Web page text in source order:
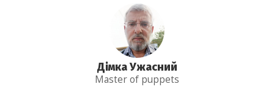
Дімка Ужасний
Master of puppets